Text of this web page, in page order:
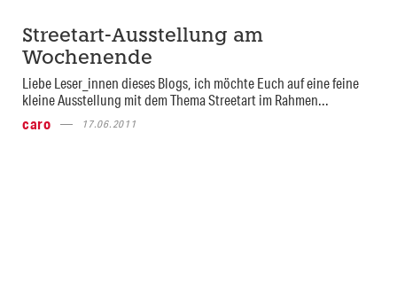
Streetart-Ausstellung am
Wochenende
Liebe Leser_innen dieses Blogs, ich möchte Euch auf eine feine
kleine Ausstellung mit dem Thema Streetart im Rahmen...
caro
17.06.2011